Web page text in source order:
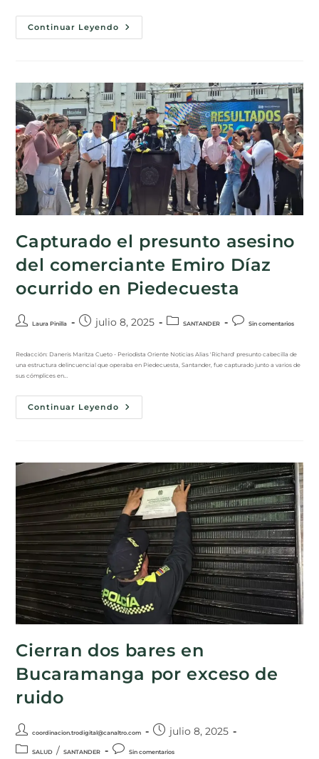
Continuar Leyendo
Capturado el presunto asesino
del comerciante Emiro Díaz
ocurrido en Piedecuesta
Laura Pinilla julio 8, 2025 SANTANDER Sin comentarios
Redacción: Daneris Maritza Cueto - Periodista Oriente Noticias Alias 'Richard' presunto cabecilla de
una estructura delincuencial que operaba en Piedecuesta, Santander, fue capturado junto a varios de
sus cómplices en…
Continuar Leyendo
Cierran dos bares en
Bucaramanga por exceso de
ruido
coordinacion.trodigital@canaltro.com julio 8, 2025
SALUD / SANTANDER Sin comentarios